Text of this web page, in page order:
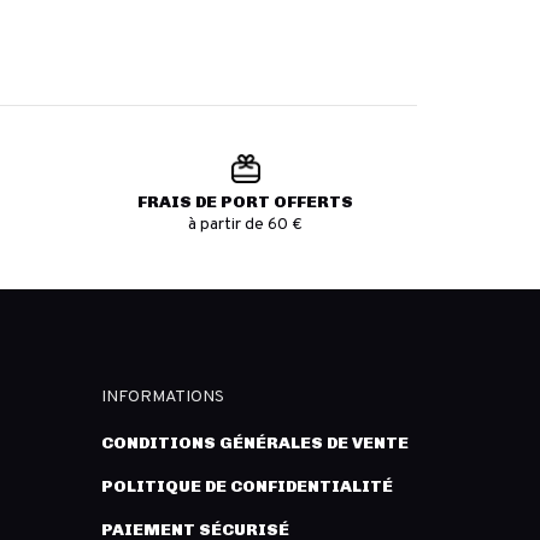
FRAIS DE PORT OFFERTS
à partir de 60 €
INFORMATIONS
CONDITIONS GÉNÉRALES DE VENTE
POLITIQUE DE CONFIDENTIALITÉ
PAIEMENT SÉCURISÉ